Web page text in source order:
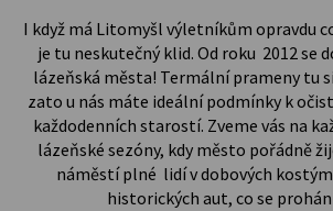
I když má Litomyšl výletníkům opravdu
je tu neskutečný klid. Od roku 2012 se
lázeňská města! Termální prameny tu
zato u nás máte ideální podmínky k
každodenních starostí. Zveme vás na
lázeňské sezóny, kdy město pořádně
náměstí plné lidí v dobových
historických aut, co se